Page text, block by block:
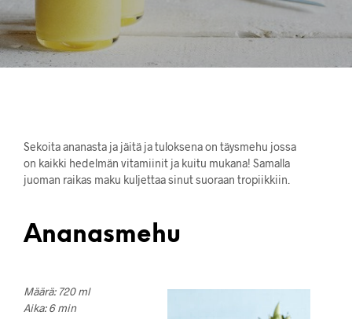
Sekoita ananasta ja jäitä ja tuloksena on täysmehu jossa
on kaikki hedelmän vitamiinit ja kuitu mukana! Samalla
juoman raikas maku kuljettaa sinut suoraan tropiikkiin.
Ananasmehu
Määrä: 720 ml
Aika: 6 min